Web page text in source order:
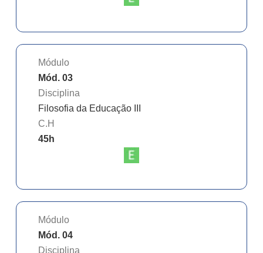
Módulo
Mód. 03
Disciplina
Filosofia da Educação III
C.H
45h
Módulo
Mód. 04
Disciplina